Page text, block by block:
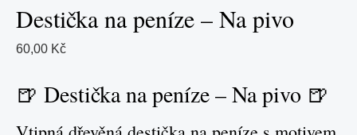
Destička na peníze – Na pivo
60,00 Kč
🍺 Destička na peníze – Na pivo 🍺